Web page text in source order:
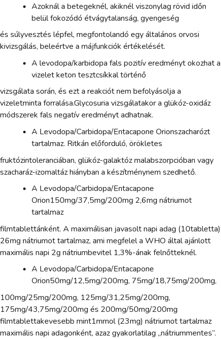
Azoknál a betegeknél, akiknél viszonylag rövid időn
belül fokozódó étvágytalanság, gyengeség
és súlyvesztés lépfel, megfontolandó egy általános orvosi
kivizsgálás, beleértve a májfunkciók értékelését.
A levodopa/karbidopa fals pozitív eredményt okozhat a
vizelet keton tesztcsíkkal történő
vizsgálata során, és ezt a reakciót nem befolyásolja a
vizeletminta forralása.Glycosuria vizsgálatakor a glükóz-oxidáz
módszerek fals negatív eredményt adhatnak.
A Levodopa/Carbidopa/Entacapone Orionszacharózt
tartalmaz. Ritkán előforduló, örökletes
fruktózintoleranciában, glükóz-galaktóz malabszorpcióban vagy
szacharáz-izomaltáz hiányban a készítménynem szedhető.
A Levodopa/Carbidopa/Entacapone
Orion150mg/37,5mg/200mg 2,6mg nátriumot
tartalmaz
filmtablettánként. A maximálisan javasolt napi adag (10tabletta)
26mg nátriumot tartalmaz, ami megfelel a WHO által ajánlott
maximális napi 2g nátriumbevitel 1,3%-ának felnőtteknél.
A Levodopa/Carbidopa/Entacapone
Orion50mg/12,5mg/200mg, 75mg/18,75mg/200mg,
100mg/25mg/200mg, 125mg/31,25mg/200mg,
175mg/43,75mg/200mg és 200mg/50mg/200mg
filmtablettakevesebb mint1mmol (23mg) nátriumot tartalmaz
maximális napi adagonként, azaz gyakorlatilag „nátriummentes”.